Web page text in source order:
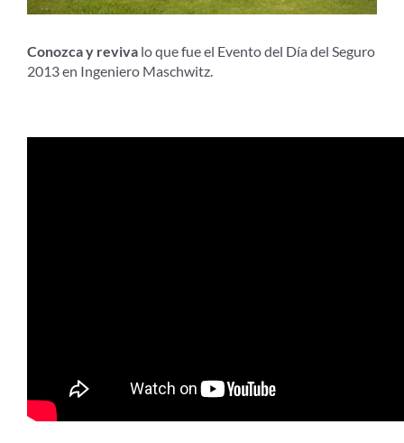
Conozca y reviva lo que fue el Evento del Día del Seguro
2013 en Ingeniero Maschwitz.